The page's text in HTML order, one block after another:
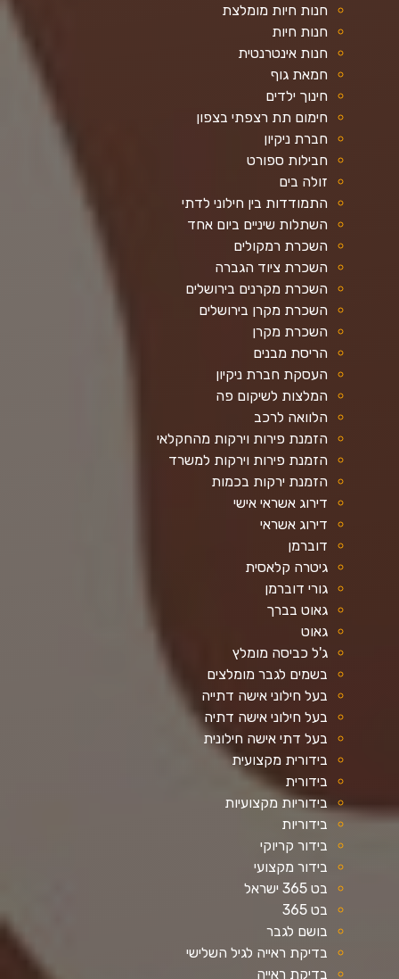
חנות חיות מומלצת
חנות חיות
חנות אינטרנטית
חמאת גוף
חינוך ילדים
חימום תת רצפתי בצפון
חברת ניקיון
חבילות ספורט
זולה בים
התמודדות בין חילוני לדתי
השתלות שיניים ביום אחד
השכרת רמקולים
השכרת ציוד הגברה
השכרת מקרנים בירושלים
השכרת מקרן בירושלים
השכרת מקרן
הריסת מבנים
העסקת חברת ניקיון
המלצות לשיקום פה
הלוואה לרכב
הזמנת פירות וירקות מהחקלאי
הזמנת פירות וירקות למשרד
הזמנת ירקות בכמות
דירוג אשראי אישי
דירוג אשראי
דוברמן
גיטרה קלאסית
גורי דוברמן
גאוט בברך
גאוט
ג'ל כביסה מומלץ
בשמים לגבר מומלצים
בעל חילוני אישה דתייה
בעל חילוני אישה דתיה
בעל דתי אישה חילונית
בידורית מקצועית
בידורית
בידוריות מקצועיות
בידוריות
בידור קריוקי
בידור מקצועי
בט 365 ישראל
בט 365
בושם לגבר
בדיקת ראייה לגיל השלישי
בדיקת ראייה